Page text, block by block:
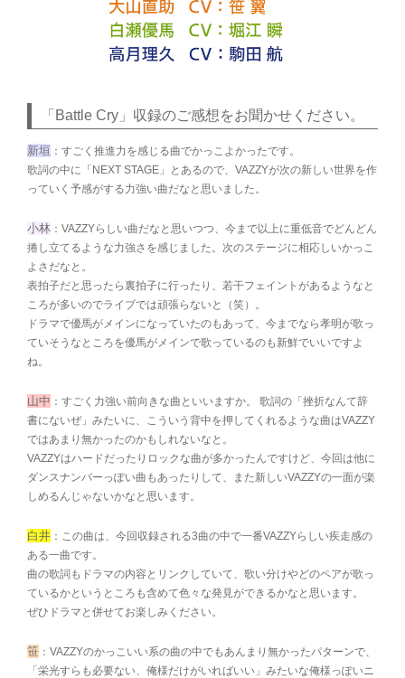
「Battle Cry」収録のご感想をお聞かせください。
新垣 ：すごく推進力を感じる曲でかっこよかったです。
歌詞の中に「NEXT STAGE」とあるので、VAZZYが次の新しい世界を作
っていく予感がする力強い曲だなと思いました。
小林 ：VAZZYらしい曲だなと思いつつ、今まで以上に重低音でどんどん
捲し立てるような力強さを感じました。次のステージに相応しいかっこ
よさだなと。
表拍子だと思ったら裏拍子に行ったり、若干フェイントがあるようなと
ころが多いのでライブでは頑張らないと（笑）。
ドラマで優馬がメインになっていたのもあって、今までなら孝明が歌っ
ていそうなところを優馬がメインで歌っているのも新鮮でいいですよ
ね。
山中 ：すごく力強い前向きな曲といいますか。 歌詞の「挫折なんて辞
書にないぜ」みたいに、こういう背中を押してくれるような曲はVAZZY
ではあまり無かったのかもしれないなと。
VAZZYはハードだったりロックな曲が多かったんですけど、今回は他に
ダンスナンバーっぽい曲もあったりして、また新しいVAZZYの一面が楽
しめるんじゃないかなと思います。
白井 ：この曲は、今回収録される3曲の中で一番VAZZYらしい疾走感の
ある一曲です。
曲の歌詞もドラマの内容とリンクしていて、歌い分けやどのペアが歌っ
ているかというところも含めて色々な発見ができるかなと思います。
ぜひドラマと併せてお楽しみください。
笹 ：VAZZYのかっこいい系の曲の中でもあんまり無かったパターンで、
「栄光すらも必要ない、俺様だけがいればいい」みたいな俺様っぽいニ